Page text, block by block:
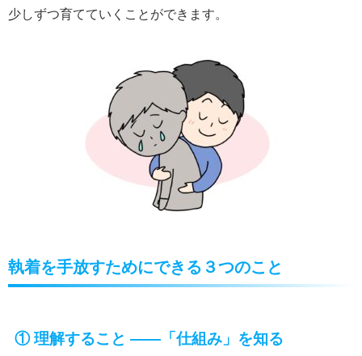
少しずつ育てていくことができます。
執着を手放すためにできる３つのこと
①理解すること ――「仕組み」を知る